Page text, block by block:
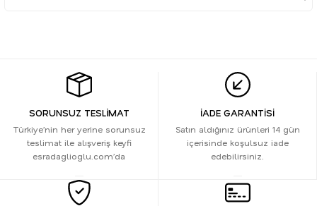
SORUNSUZ TESLİMAT
Türkiye’nin her yerine sorunsuz
teslimat ile alışveriş keyfi
esradaglioglu.com’da
İADE GARANTİSİ
Satın aldığınız ürünleri 14 gün
içerisinde koşulsuz iade
edebilirsiniz.